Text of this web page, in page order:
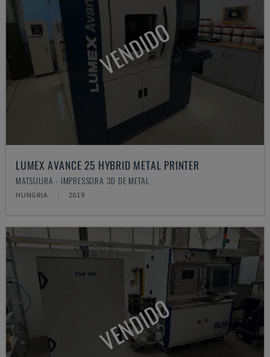
VENDIDO
LUMEX AVANCE 25 HYBRID METAL PRINTER
MATSUURA - IMPRESSORA 3D DE METAL
HUNGRIA 2019
VENDIDO